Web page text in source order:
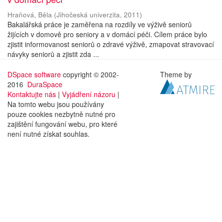
Hraňová, Běla (Jihočeská univerzita, 2011)
Bakalářská práce je zaměřena na rozdíly ve výživě seniorů
žijících v domově pro seniory a v domácí péči. Cílem práce bylo
zjistit informovanost seniorů o zdravé výživě, zmapovat stravovací
návyky seniorů a zjistit zda ...
DSpace software copyright © 2002-
2016 DuraSpace
Kontaktujte nás | Vyjádření názoru |
Na tomto webu jsou používány
pouze cookies nezbytně nutné pro
zajištění fungování webu, pro které
není nutné získat souhlas.
Theme by